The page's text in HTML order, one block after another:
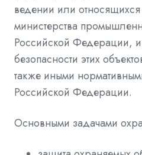
ведении или
министерства
Российской Федерации,
безопасности этих
также иными
Российской Федерации.
Основными задачами